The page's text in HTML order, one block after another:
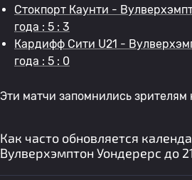
Стокпорт Каунти -
года : 5 : 3
Кардифф Сити U21 -
года : 5 : 0
Эти матчи запомнились
Как часто обновляется
Вулверхэмптон Уондерерс до